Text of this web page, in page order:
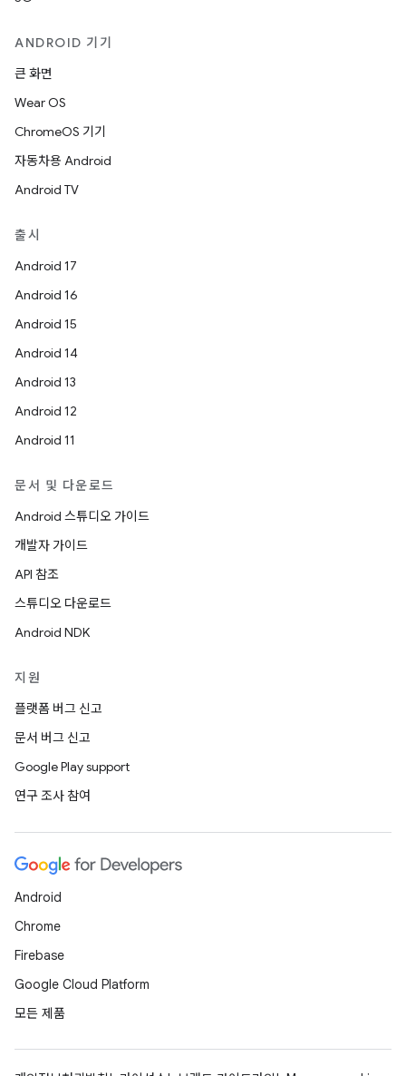
ANDROID 기기
큰 화면
Wear OS
ChromeOS 기기
자동차용 Android
Android TV
출시
Android 17
Android 16
Android 15
Android 14
Android 13
Android 12
Android 11
문서 및 다운로드
Android 스튜디오 가이드
개발자 가이드
API 참조
스튜디오 다운로드
Android NDK
지원
플랫폼 버그 신고
문서 버그 신고
Google Play support
연구 조사 참여
Android
Chrome
Firebase
Google Cloud Platform
모든 제품